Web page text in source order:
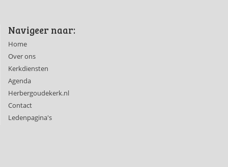
Navigeer naar:
Home
Over ons
Kerkdiensten
Agenda
Herbergoudekerk.nl
Contact
Ledenpagina's